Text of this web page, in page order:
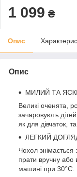
1 099 ₴
Опис
Опис
МИЛИЙ ТА
Великі оченята,
зачаровують
як для дівчаток,
ЛЕГКИЙ
Чохол знімається
прати вручну або
машині при 30°C.